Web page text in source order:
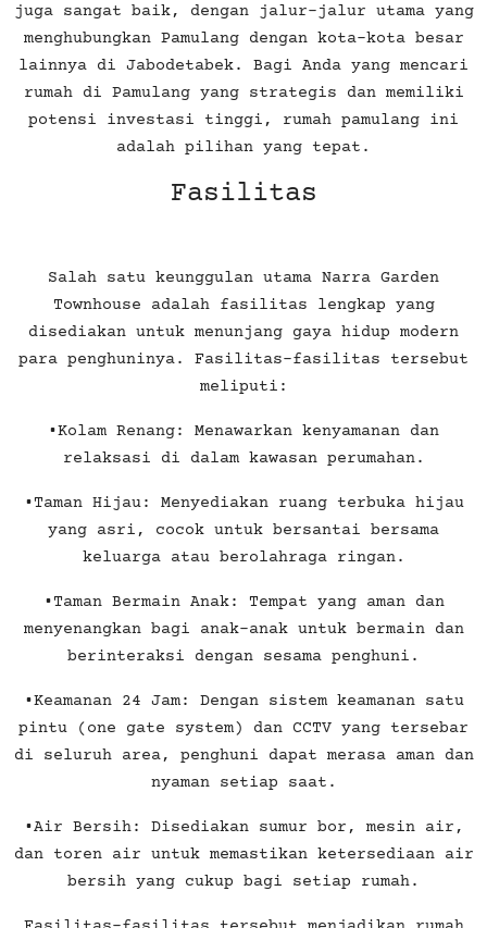
juga sangat baik, dengan jalur-jalur utama yang
menghubungkan Pamulang dengan kota-kota besar
lainnya di Jabodetabek. Bagi Anda yang mencari
rumah di Pamulang yang strategis dan memiliki
potensi investasi tinggi, rumah pamulang ini
adalah pilihan yang tepat.
Fasilitas
Salah satu keunggulan utama Narra Garden
Townhouse adalah fasilitas lengkap yang
disediakan untuk menunjang gaya hidup modern
para penghuninya. Fasilitas-fasilitas tersebut
meliputi:
•Kolam Renang: Menawarkan kenyamanan dan
relaksasi di dalam kawasan perumahan.
•Taman Hijau: Menyediakan ruang terbuka hijau
yang asri, cocok untuk bersantai bersama
keluarga atau berolahraga ringan.
•Taman Bermain Anak: Tempat yang aman dan
menyenangkan bagi anak-anak untuk bermain dan
berinteraksi dengan sesama penghuni.
•Keamanan 24 Jam: Dengan sistem keamanan satu
pintu (one gate system) dan CCTV yang tersebar
di seluruh area, penghuni dapat merasa aman dan
nyaman setiap saat.
•Air Bersih: Disediakan sumur bor, mesin air,
dan toren air untuk memastikan ketersediaan air
bersih yang cukup bagi setiap rumah.